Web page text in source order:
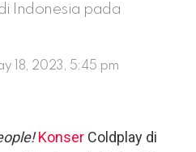
Indonesia pada
18, 2023, 5:45 pm
Konser Coldplay di